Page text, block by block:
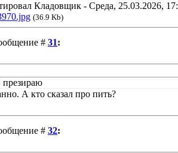
Кладовщик - Среда, 25.03.2026,
(36.9 Kb)
# 31:
А кто сказал про пить?
# 32: